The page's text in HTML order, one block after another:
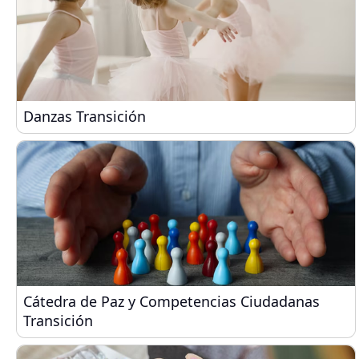
Danzas Transición
Danzas Transición
Cátedra de Paz y Competencias Ciudadanas
Cátedra de Paz y Competencias Ciudadanas
Transición